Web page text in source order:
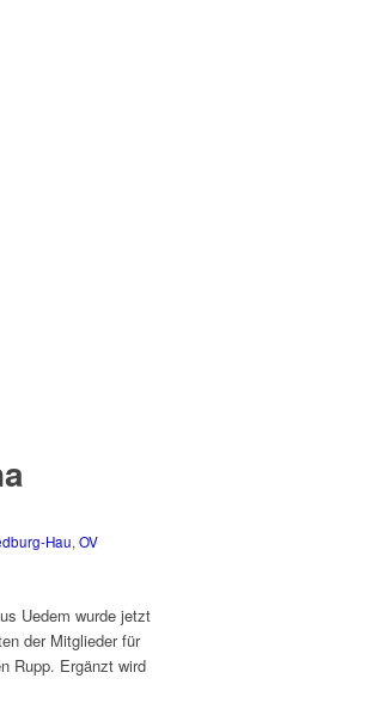
Hau,OV
Uedem wurde jetzt
der Mitglieder für
Rupp. Ergänzt wird